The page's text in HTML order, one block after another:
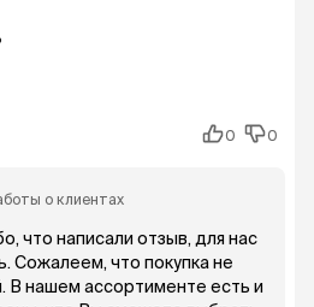
0
0
о клиентах
что написали отзыв, для нас
Сожалеем, что покупка не
В нашем ассортименте есть и